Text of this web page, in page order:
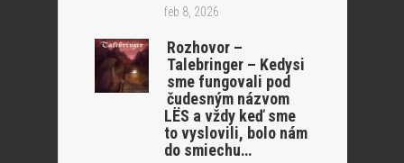
feb 8, 2026
Rozhovor –
Talebringer – Kedysi
sme fungovali pod
čudesným názvom
LËS a vždy keď sme
to vyslovili, bolo nám
do smiechu…